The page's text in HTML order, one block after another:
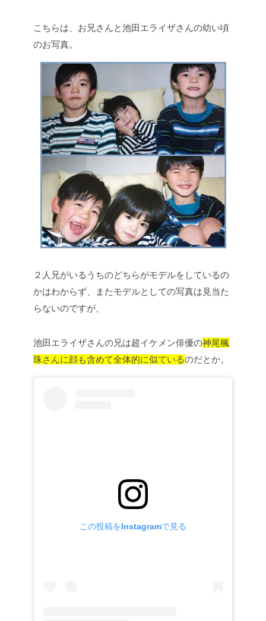
こちらは、お兄さんと池田エライザさんの幼い頃
のお写真。
２人兄がいるうちのどちらがモデルをしているの
かはわからず、またモデルとしての写真は見当た
らないのですが、
池田エライザさんの兄は超イケメン俳優の神尾楓
珠さんに顔も含めて全体的に似ているのだとか。
この投稿をInstagramで見る